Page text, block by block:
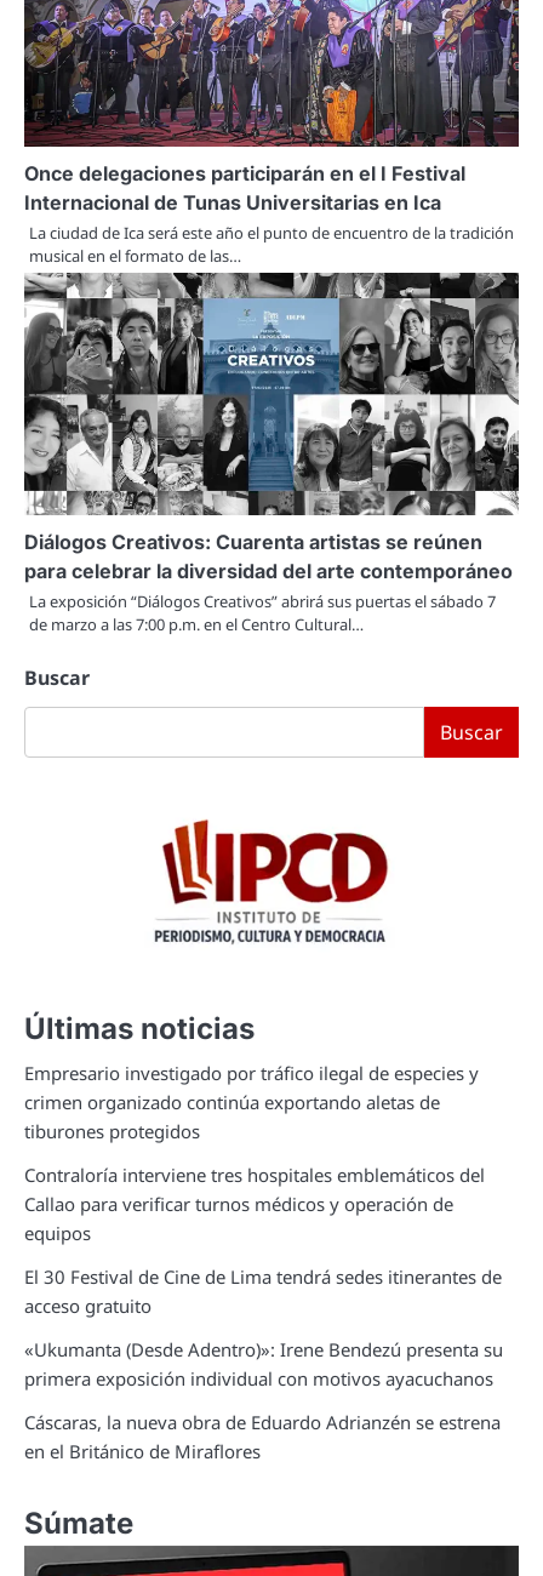
Once delegaciones participarán en el I Festival
Internacional de Tunas Universitarias en Ica
La ciudad de Ica será este año el punto de encuentro de la tradición
musical en el formato de las…
Diálogos Creativos: Cuarenta artistas se reúnen
para celebrar la diversidad del arte contemporáneo
La exposición “Diálogos Creativos” abrirá sus puertas el sábado 7
de marzo a las 7:00 p.m. en el Centro Cultural…
Buscar
Buscar
Últimas noticias
Empresario investigado por tráfico ilegal de especies y
crimen organizado continúa exportando aletas de
tiburones protegidos
Contraloría interviene tres hospitales emblemáticos del
Callao para verificar turnos médicos y operación de
equipos
El 30 Festival de Cine de Lima tendrá sedes itinerantes de
acceso gratuito
«Ukumanta (Desde Adentro)»: Irene Bendezú presenta su
primera exposición individual con motivos ayacuchanos
Cáscaras, la nueva obra de Eduardo Adrianzén se estrena
en el Británico de Miraflores
Súmate